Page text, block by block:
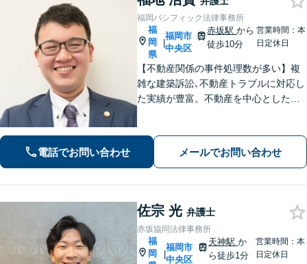
福岡パシフィック法律事務所
福
岡
県
|
福岡市
中央区
赤坂駅から
徒歩10分
営業時間：本
日定休日
【不動産関係の事件処理数が多い】複
雑な建築訴訟､不動産トラブルに対応し
た実績が豊富。不動産を中心とした相
法務、顧客とのトラブル、予防法務も
お任せ【六本松駅2分】
電話でお問い合わせ メールでお問い合わせ
佐宗 光 弁護士
赤坂協同法律事務所
福
岡
|
福岡市
中央区
天神駅 か
ら徒歩1分
営業時間：本
日定休日